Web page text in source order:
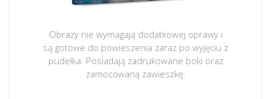
Obrazy nie wymagają dodatkowej oprawy i
są gotowe do powieszenia zaraz po wyjęciu z
pudełka. Posiadają zadrukowane boki oraz
zamocowaną zawieszkę.